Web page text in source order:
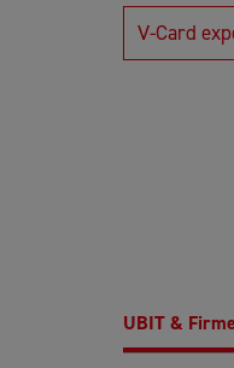
V-Card
UBIT &